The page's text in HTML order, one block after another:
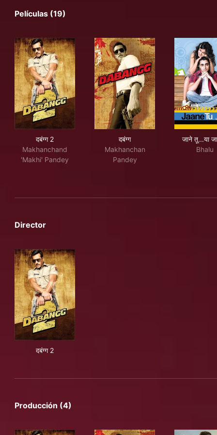
Películas (19)
दबंग्ग 2
Makhanchand
'Makhi' Pandey
दबंग्ग
Makhanchan
Pandey
जाने तू...या
Bhalu
Director
दबंग्ग 2
Producción (4)